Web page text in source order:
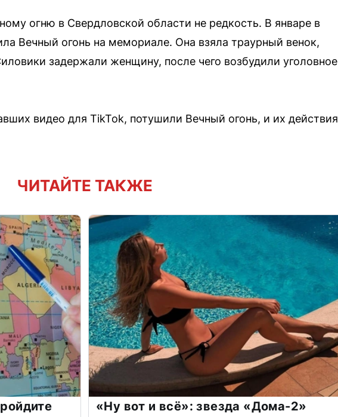
огню в Свердловской области не редкость. В январе в
Вечный огонь на мемориале. Она взяла траурный венок,
задержали женщину, после чего возбудили уголовное
видео для TikTok, потушили Вечный огонь, и их действия
ЧИТАЙТЕ ТАКЖЕ
«Ну вот и всё»: звезда «Дома-2»